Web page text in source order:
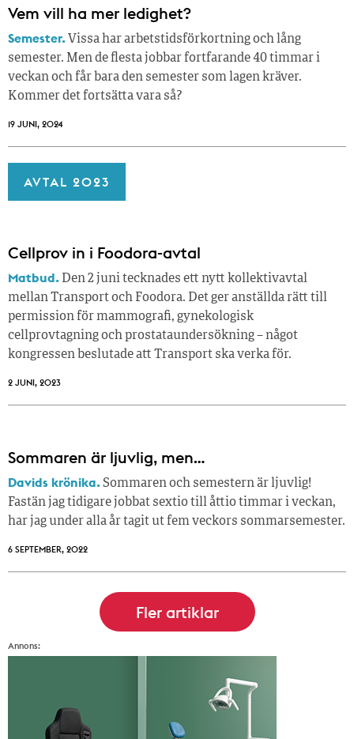
Vem vill ha mer ledighet?
Semester. Vissa har arbetstidsförkortning och lång
semester. Men de flesta jobbar fortfarande 40 timmar i
veckan och får bara den semester som lagen kräver.
Kommer det fortsätta vara så?
19 JUNI, 2024
AVTAL 2023
Cellprov in i Foodora-avtal
Matbud. Den 2 juni tecknades ett nytt kollektivavtal
mellan Transport och Foodora. Det ger anställda rätt till
permission för mammografi, gynekologisk
cellprovtagning och prostataundersökning – något
kongressen beslutade att Transport ska verka för.
2 JUNI, 2023
Sommaren är ljuvlig, men…
Davids krönika.Sommaren och semestern är ljuvlig!
Fastän jag tidigare jobbat sextio till åttio timmar i veckan,
har jag under alla år tagit ut fem veckors sommarsemester.
6 SEPTEMBER, 2022
Annons: